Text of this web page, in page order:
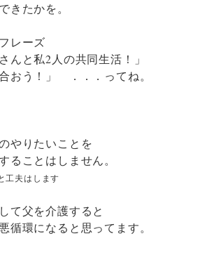
きたかを。
レーズ
んと私2人の共同生活！」
おう！」 ．．．ってね。
やりたいことを
ることはしません。
工夫はします
て父を介護すると
循環になると思ってます。